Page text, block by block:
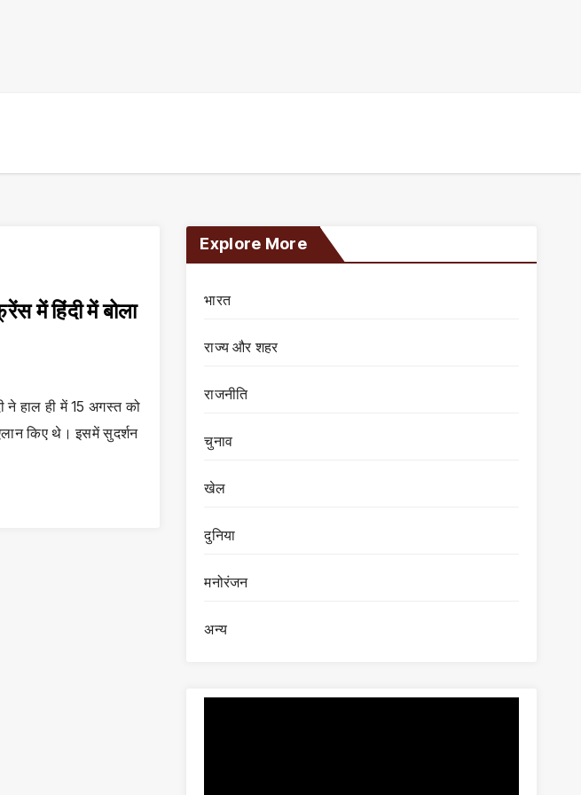
में हिंदी में बोला
ने हाल ही में 15 अगस्त को
किए थे। इसमें सुदर्शन
Explore More
भारत
राज्य और शहर
राजनीति
चुनाव
खेल
दुनिया
मनोरंजन
अन्य